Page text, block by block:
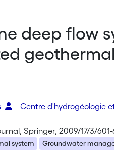
deep flow
Centre d'hydrogéologie
Springer, 2009/17/3/601-
system Groundwater